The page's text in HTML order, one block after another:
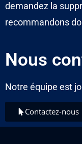
demandez la
recommandons
Nous
Notre équipe est
Contactez-nous